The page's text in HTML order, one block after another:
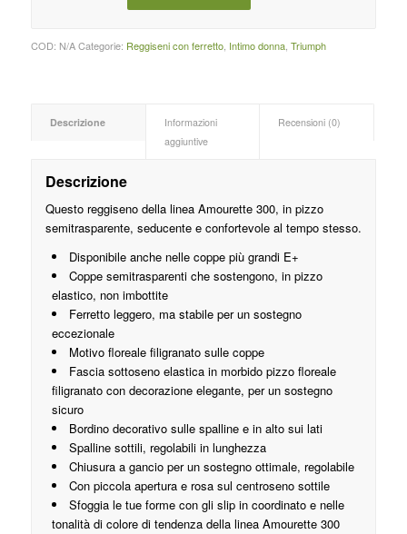
COD: N/A Categorie: Reggiseni con ferretto, Intimo donna, Triumph
Descrizione
Informazioni
aggiuntive
Recensioni (0)
Descrizione
Questo reggiseno della linea Amourette 300, in pizzo
semitrasparente, seducente e confortevole al tempo stesso.
Disponibile anche nelle coppe più grandi E+
Coppe semitrasparenti che sostengono, in pizzo
elastico, non imbottite
Ferretto leggero, ma stabile per un sostegno
eccezionale
Motivo floreale filigranato sulle coppe
Fascia sottoseno elastica in morbido pizzo floreale
filigranato con decorazione elegante, per un sostegno
sicuro
Bordino decorativo sulle spalline e in alto sui lati
Spalline sottili, regolabili in lunghezza
Chiusura a gancio per un sostegno ottimale, regolabile
Con piccola apertura e rosa sul centroseno sottile
Sfoggia le tue forme con gli slip in coordinato e nelle
tonalità di colore di tendenza della linea Amourette 300